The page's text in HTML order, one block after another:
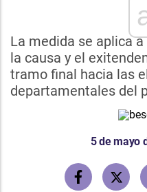
La medida se aplica
la causa y el
tramo final hacia las
departamentales del
5 de mayo